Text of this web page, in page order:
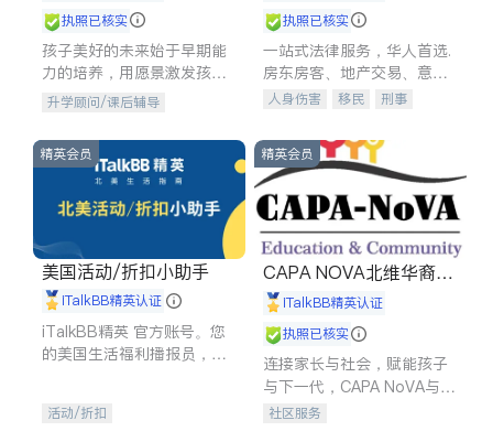
执照已核实
孩子美好的未来始于早期能
力的培养，用愿景激发孩子
的学习潜力和动力。理念：
拥有成长型心态是成功的基
石。
升学顾问/课后辅导
执照已核实
一站式法律服务，华人首选.
房东房客、地产交易、意外
伤害、车祸重伤、商业诉
建筑合同、刑事案件全包办
人身伤害 移民
刑事
信托/遗嘱
商业
索赔
律师-其它 保释
精英会员
美国活动/折扣小助手
iTalkBB精英认证
iTalkBB精英 官方账号。您
的美国生活福利播报员，精
专属福利。
活动/折扣
精英会员
CAPA NOVA北维华裔家
长会iTalkBB精英认证
执照已核实
连接家长与社会，赋能孩子
与下一代，CAPA NoVA与您
携手建设包容、公平、充满
社区服务